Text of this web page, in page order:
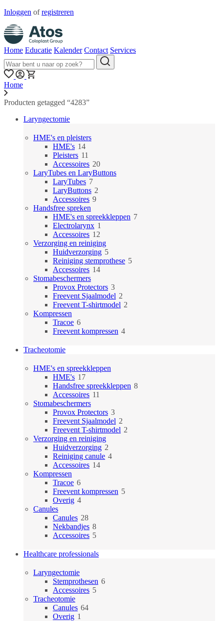
Inloggen ofregistreren
Home Educatie Kalender Contact Services
Home
Producten getagged “4283”
Laryngectomie
HME's en pleisters
HME's 1414
producten
Pleisters 11
producten
Accessoires 2020
producten
LaryTubes en LaryButtons
LaryTubes 77
producten
LaryButtons 2
Accessoires 99
Handsfree spreken
HME's en spreekkleppen 77
Electrolarynx 1
Accessoires 12
producten
Verzorging en reiniging
Huidverzorging 55
producten
Reiniging stemprothese 55
Accessoires 1414
Stomabeschermers
Provox Protectors 33
producten
Freevent Sjaalmodel 2
producten
Freevent T-shirtmodel 2
Kompressen
Tracoe 66
producten
Freevent kompressen 44
Tracheotomie
HME's en spreekkleppen
HME's 1717
producten
Handsfree spreekkleppen 88
Accessoires 11
Stomabeschermers
Provox Protectors 33
producten
Freevent Sjaalmodel 2
producten
Freevent T-shirtmodel 2
Verzorging en reiniging
Huidverzorging 2
producten
Reiniging canule 44
Accessoires 1414
Kompressen
Tracoe 66
producten
Freevent kompressen 55
Overig 44
Canules
Canules 2828
producten
Nekbandjes 88
producten
Accessoires 55
Healthcare professionals
Laryngectomie
Stemprothesen 66
Accessoires 55
Tracheotomie
Canules 6464
Overig 1